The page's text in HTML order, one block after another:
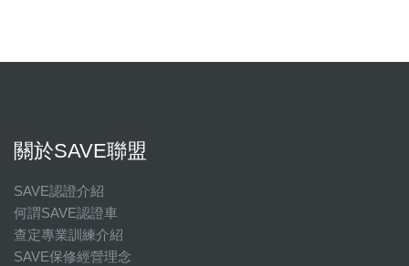
關於SAVE聯盟
SAVE認證介紹
何謂SAVE認證車
查定專業訓練介紹
SAVE保修經營理念